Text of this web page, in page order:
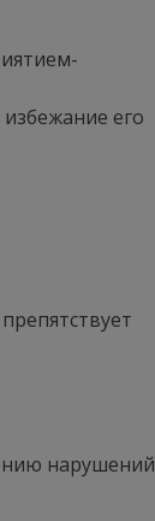
его
нарушений